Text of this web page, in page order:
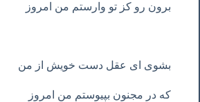
برون رو کز تو وارستم من امروز
بشوی ای عقل دست خویش از من
که در مجنون بپیوستم من امروز